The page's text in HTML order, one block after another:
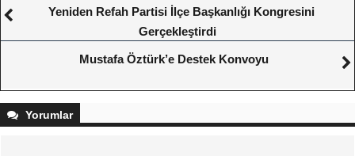
Yeniden Refah Partisi İlçe Başkanlığı Kongresini
Gerçekleştirdi
Mustafa Öztürk’e Destek Konvoyu
Yorumlar